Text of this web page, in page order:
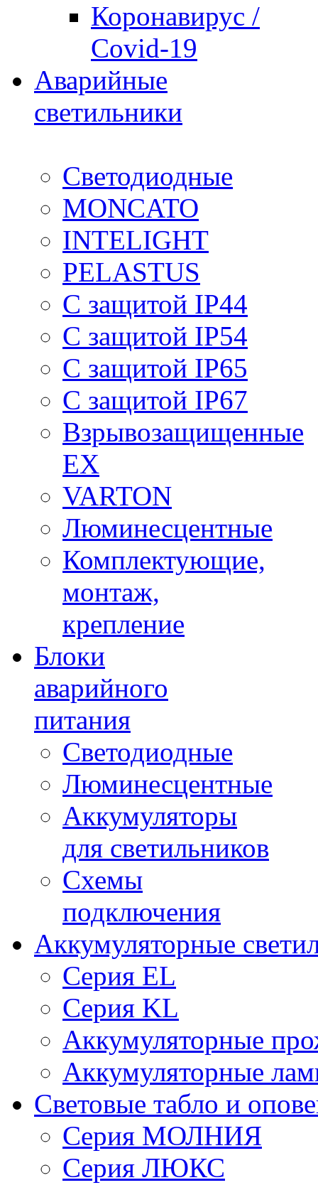
Коронавирус /
Covid-19
Аварийные
светильники
Светодиодные
MONCATO
INTELIGHT
PELASTUS
С защитой IP44
С защитой IP54
С защитой IP65
С защитой IP67
Взрывозащищенные
EX
VARTON
Люминесцентные
Комплектующие,
монтаж,
крепление
Блоки
аварийного
питания
Светодиодные
Люминесцентные
Аккумуляторы
для светильников
Схемы
подключения
Аккумуляторные
Серия EL
Серия KL
Аккумуляторные
Аккумуляторные
Световые табло и
Серия МОЛНИЯ
Серия ЛЮКС